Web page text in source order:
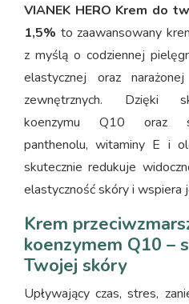
VIANEK HERO Krem do
1,5% to zaawansowany
z myślą o codziennej
elastycznej oraz
zewnętrznych. Dzięki
koenzymu Q10 oraz
panthenolu, witaminy E i
skutecznie redukuje
elastyczność skóry i wspiera
Krem
koenzymem Q10 –
Twojej skóry
Upływający czas, stres,